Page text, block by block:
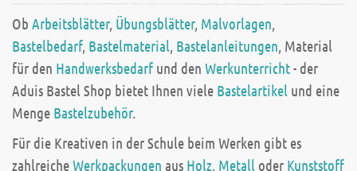
Ob Arbeitsblätter, Übungsblätter, Malvorlagen,
Bastelbedarf, Bastelmaterial, Bastelanleitungen, Material
für den Handwerksbedarf und den Werkunterricht- der
Aduis Bastel Shop bietet Ihnen viele Bastelartikel und eine
Menge Bastelzubehör.
Für die Kreativen in der Schule beim Werken gibt es
zahlreicheWerkpackungen aus Holz, Metall oder Kunststoff